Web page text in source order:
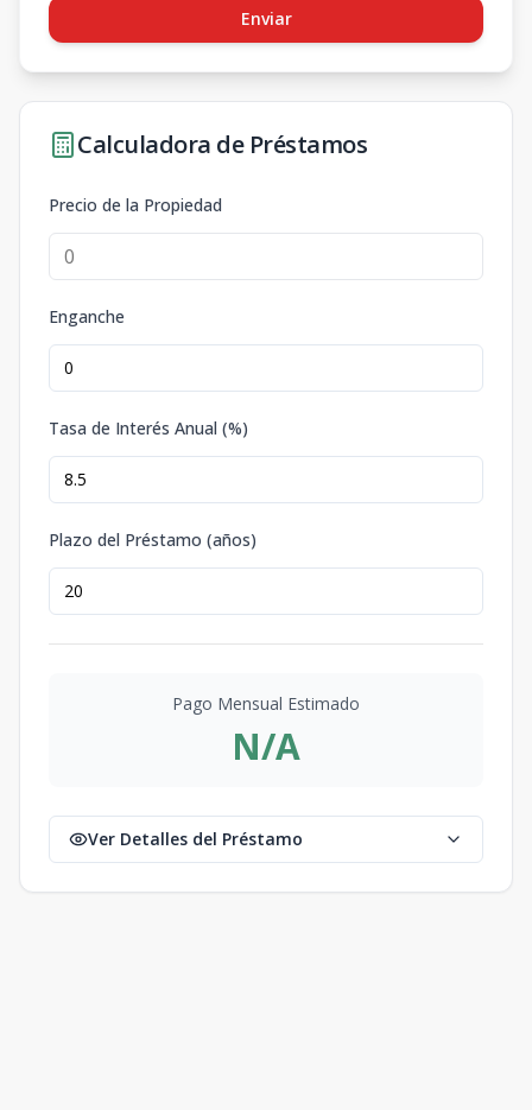
Enviar
Calculadora de Préstamos
Precio de la Propiedad
Enganche
Tasa de Interés Anual (%)
Plazo del Préstamo (años)
Pago Mensual Estimado
N/A
Ver Detalles del Préstamo